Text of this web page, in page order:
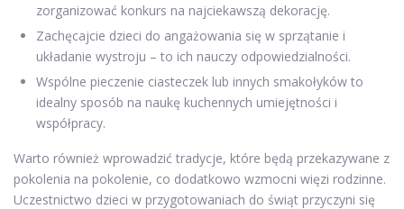
zorganizować konkurs na najciekawszą dekorację.
Zachęcajcie dzieci do angażowania się w sprzątanie i
układanie wystroju – to ich nauczy odpowiedzialności.
Wspólne pieczenie ciasteczek lub innych smakołyków to
idealny sposób na naukę kuchennych umiejętności i
współpracy.
Warto również wprowadzić tradycje, które będą przekazywane z
pokolenia na pokolenie, co dodatkowo wzmocni więzi rodzinne.
Uczestnictwo dzieci w przygotowaniach do świąt przyczyni się